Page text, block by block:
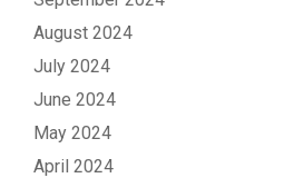
August 2024
July 2024
June 2024
May 2024
April 2024